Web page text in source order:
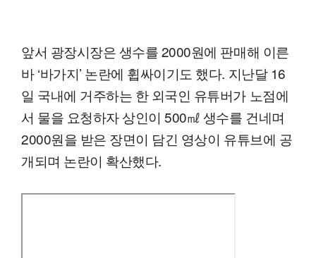
앞서 광장시장은 생수를 2000원에 판매해 이른
바 ‘바가지’ 논란에 휩싸이기도 했다. 지난달 16
일 국내에 거주하는 한 외국인 유튜버가 노점에
서 물을 요청하자 상인이 500㎖ 생수를 건네며
2000원을 받은 장면이 담긴 영상이 유튜브에 공
개되며 논란이 확산했다.